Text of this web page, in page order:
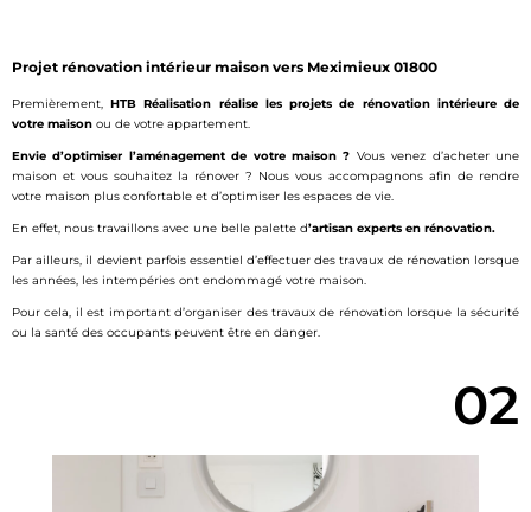
Projet rénovation intérieur maison vers Meximieux 01800
Premièrement,HTB Réalisation réalise les projets de rénovation intérieure de
votre maison ou de votre appartement.
Envie d’optimiser l’aménagement de votre maison ? Vous venez d’acheter une
maison et vous souhaitez la rénover ? Nous vous accompagnons afin de rendre
votre maison plus confortable et d’optimiser les espaces de vie.
En effet, nous travaillons avec une belle palette d’artisan experts en rénovation.
Par ailleurs, il devient parfois essentiel d’effectuer des travaux de rénovation lorsque
les années, les intempéries ont endommagé votre maison.
Pour cela, il est important d’organiser des travaux de rénovation lorsque la sécurité
ou la santé des occupants peuvent être en danger.
02